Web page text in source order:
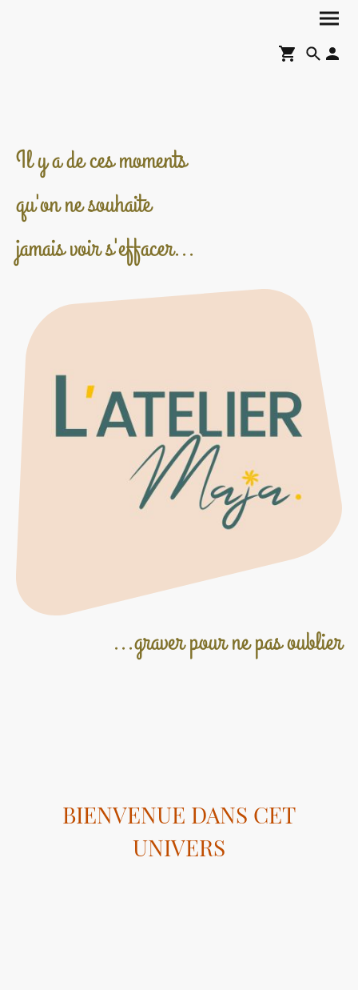
Il y a de ces moments
qu'on ne souhaite
jamais voir s'effacer...
...graver pour ne pas oublier
BIENVENUE DANS CET
UNIVERS